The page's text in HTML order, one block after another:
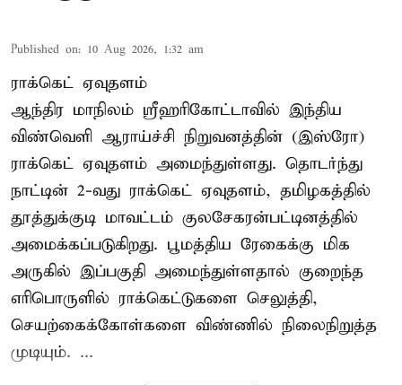
Published on: 10 Aug 2026, 1:32 am
ராக்கெட் ஏவுதளம்
ஆந்திர மாநிலம் ஸ்ரீஹரிகோட்டாவில் இந்திய
விண்வெளி ஆராய்ச்சி நிறுவனத்தின் (இஸ்ரோ)
ராக்கெட் ஏவுதளம் அமைந்துள்ளது. தொடர்ந்து
நாட்டின் 2-வது ராக்கெட் ஏவுதளம், தமிழகத்தில்
தூத்துக்குடி மாவட்டம் குலசேகரன்பட்டினத்தில்
அமைக்கப்படுகிறது. பூமத்திய ரேகைக்கு மிக
அருகில் இப்பகுதி அமைந்துள்ளதால் குறைந்த
எரிபொருளில் ராக்கெட்டுகளை செலுத்தி,
செயற்கைக்கோள்களை விண்ணில் நிலைநிறுத்த
முடியும். ...